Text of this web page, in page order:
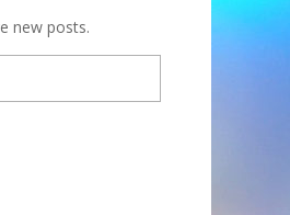
new posts.